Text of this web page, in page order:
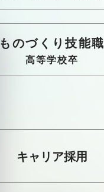
ものづくり技能職
高等学校卒
キャリア採用